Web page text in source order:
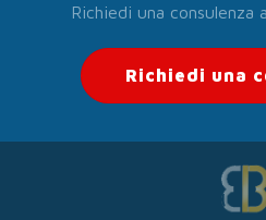
Richiedi una consulenza
Richiedi una